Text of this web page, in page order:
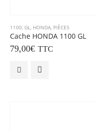
1100, GL, HONDA, PIÈCES
Cache HONDA 1100 GL
79,00€ TTC